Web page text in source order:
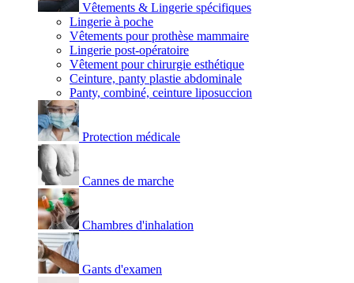
Vêtements & Lingerie spécifiques
Lingerie à poche
Vêtements pour prothèse mammaire
Lingerie post-opératoire
Vêtement pour chirurgie esthétique
Ceinture, panty plastie abdominale
Panty, combiné, ceinture liposuccion
Protection médicale
Cannes de marche
Chambres d'inhalation
Gants d'examen